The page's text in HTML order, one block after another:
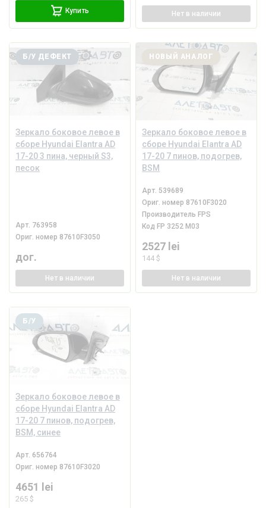
Купить Нет в наличии
Зеркало боковое левое в
сборе Hyundai Elantra AD
17-20 3 пина, черный S3,
песок
Б/У ДЕФЕКТ
Арт. 763958
Ориг. номер 87610F3050
дог.
Нет в наличии
Зеркало боковое левое в
сборе Hyundai Elantra AD
17-20 7 пинов, подогрев,
BSM
НОВЫЙ АНАЛОГ
Арт. 539689
Ориг. номер 87610F3020
Производитель FPS
Код FP 3252 M03
2527 lei
144 $
Нет в наличии
Зеркало боковое левое в
сборе Hyundai Elantra AD
17-20 7 пинов, подогрев,
BSM, синее
Б/У
Арт. 656764
Ориг. номер 87610F3020
4651 lei
265 $